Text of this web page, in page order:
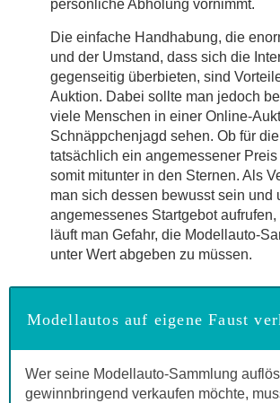
persönliche Abholung vornimmt.
Die einfache Handhabung, die
und der Umstand, dass sich die
gegenseitig überbieten, sind
Auktion. Dabei sollte man jedoch
viele Menschen in einer Online-
Schnäppchenjagd sehen. Ob für
tatsächlich ein angemessener
somit mitunter in den Sternen. Als
man sich dessen bewusst sein und
angemessenes Startgebot
läuft man Gefahr, die Modellauto-
unter Wert abgeben zu müssen.
Modellautos auf eigene Faust
Wer seine Modellauto-Sammlung
gewinnbringend verkaufen möchte,